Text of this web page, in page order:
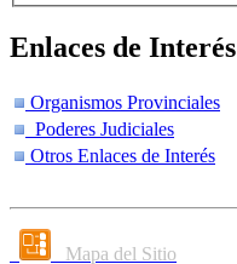
Enlaces de Interés
Organismos Provinciales
Poderes Judiciales
Otros Enlaces de Interés
Mapa del Sitio